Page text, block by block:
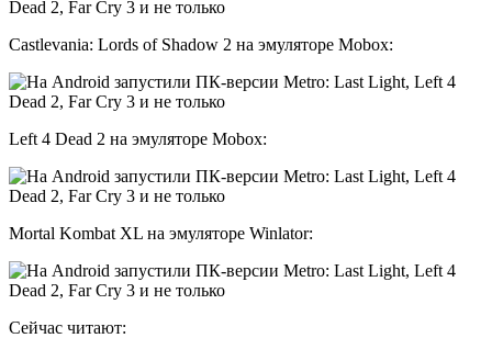
Castlevania: Lords of Shadow 2 на эмуляторе Mobox:
Left 4 Dead 2 на эмуляторе Mobox:
Mortal Kombat XL на эмуляторе Winlator:
Сейчас читают: